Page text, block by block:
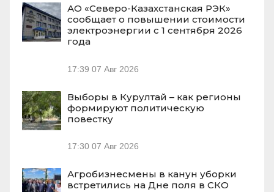
АО «Северо-Казахстанская РЭК»
сообщает о повышении стоимости
электроэнергии с 1 сентября 2026
года
17:39 07 Авг 2026
Выборы в Курултай – как регионы
формируют политическую
повестку
17:30 07 Авг 2026
Агробизнесмены в канун уборки
встретились на Дне поля в СКО